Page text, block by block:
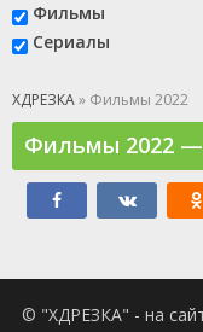
Фильмы
Сериалы
ХДРЕЗКА» Фильмы 2022
Фильмы 2022 —
© "ХДРЕЗКА" - на